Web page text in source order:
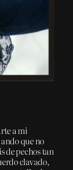
a mi
que no
de pechos tan
clavado,